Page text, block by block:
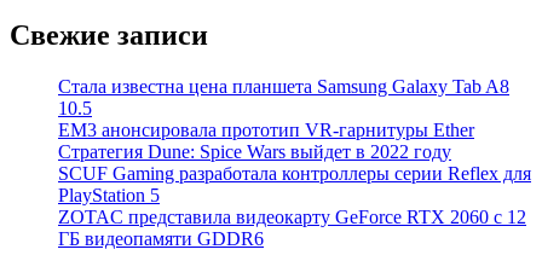
Свежие записи
Стала известна цена планшета Samsung Galaxy Tab A8
10.5
EM3 анонсировала прототип VR-гарнитуры Ether
Стратегия Dune: Spice Wars выйдет в 2022 году
SCUF Gaming разработала контроллеры серии Reflex для
PlayStation 5
ZOTAC представила видеокарту GeForce RTX 2060 с 12
ГБ видеопамяти GDDR6